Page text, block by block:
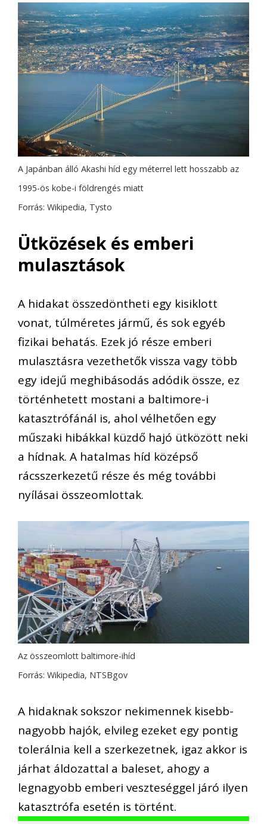
A Japánban álló Akashi híd egy méterrel lett hosszabb az
1995-ös kobe-i földrengés miatt
Forrás: Wikipedia, Tysto
Ütközések és emberi
mulasztások
A hidakat összedöntheti egy kisiklott
vonat, túlméretes jármű, és sok egyéb
fizikai behatás. Ezek jó része emberi
mulasztásra vezethetők vissza vagy több
egy idejű meghibásodás adódik össze, ez
történhetett mostani a baltimore-i
katasztrófánál is, ahol vélhetően egy
műszaki hibákkal küzdő hajó ütközött neki
a hídnak. A hatalmas híd középső
rácsszerkezetű része és még további
nyílásai összeomlottak.
Az összeomlott baltimore-ihíd
Forrás: Wikipedia, NTSBgov
A hidaknak sokszor nekimennek kisebb-
nagyobb hajók, elvileg ezeket egy pontig
tolerálnia kell a szerkezetnek, igaz akkor is
járhat áldozattal a baleset, ahogy a
legnagyobb emberi veszteséggel járó ilyen
katasztrófa esetén is történt.